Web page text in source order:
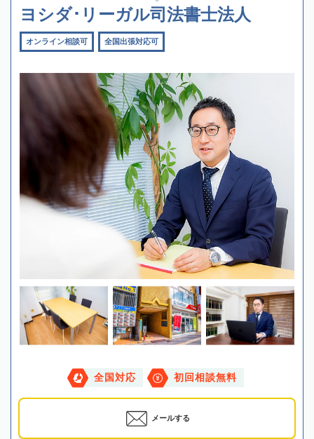
ヨシダ･リーガル司法書士法人
オンライン相談可 全国出張対応可
全国対応 初回相談無料
メールする